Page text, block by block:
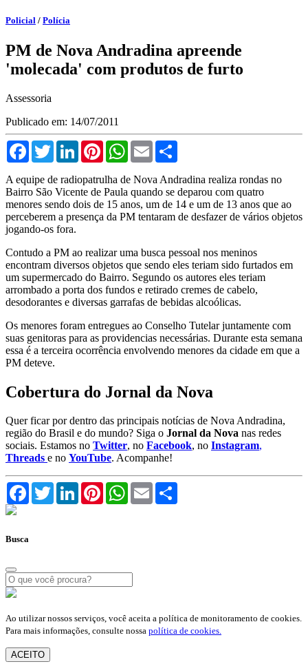
Policial / Polícia
PM de Nova Andradina apreende
'molecada' com produtos de furto
Assessoria
Publicado em: 14/07/2011
FacebookTwitterLinkedInPinterestWhatsApp
Email
A equipe de radiopatrulha de Nova Andradina realiza rondas no
Bairro São Vicente de Paula quando se deparou com quatro
menores sendo dois de 15 anos, um de 14 e um de 13 anos que ao
perceberem a presença da PM tentaram de desfazer de vários objetos
jogando-os fora.
Contudo a PM ao realizar uma busca pessoal nos meninos
encontram diversos objetos que sendo eles teriam sido furtados em
um supermercado do Bairro. Segundo os autores eles teriam
arrombado a porta dos fundos e retirado cremes de cabelo,
desodorantes e diversas garrafas de bebidas alcoólicas.
Os menores foram entregues ao Conselho Tutelar juntamente com
suas genitoras para as providencias necessárias. Durante esta semana
essa é a terceira ocorrência envolvendo menores da cidade em que a
PM deteve.
Cobertura do Jornal da Nova
Quer ficar por dentro das principais notícias de Nova Andradina,
região do Brasil e do mundo? Siga o Jornal da Nova nas redes
sociais. Estamos no Twitter, no Facebook, no Instagram,
Threads e no YouTube. Acompanhe!
FacebookTwitterLinkedInPinterestWhatsApp
Email
Busca
Ao utilizar nossos serviços, você aceita a política de monitoramento de cookies.
Para mais informações, consulte nossa política de cookies.
ACEITO